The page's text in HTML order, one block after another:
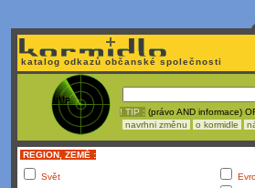
katalog odkazů občanské společnosti
! TIP : (právo AND informace)
navrhni změnu
o kormidle
REGION, ZEMĚ :
Svět